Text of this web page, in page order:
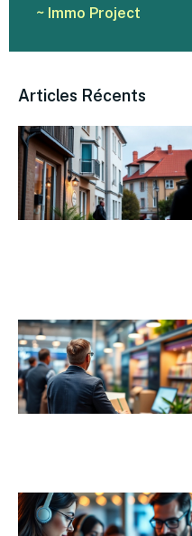
~ Immo Project
Articles Récents